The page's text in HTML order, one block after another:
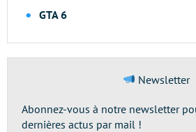
GTA 6
Newsletter
Abonnez-vous à notre newsletter
dernières actus par mail !